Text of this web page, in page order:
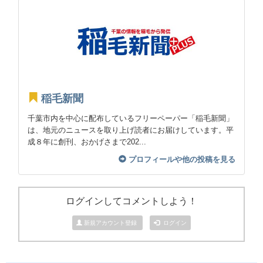
稲毛新聞
千葉市内を中心に配布しているフリーペーパー「稲毛新聞」
は、地元のニュースを取り上げ読者にお届けしています。平
成８年に創刊、おかげさまで202...
プロフィールや他の投稿を見る
ログインしてコメントしよう！
新規アカウント登録 ログイン